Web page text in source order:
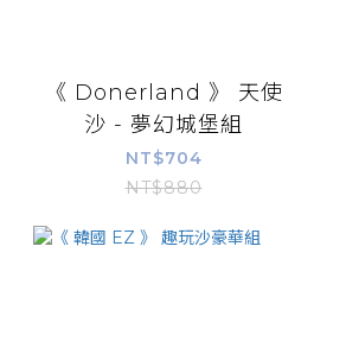
《 Donerland 》 天使
沙 - 夢幻城堡組
NT$704
NT$880